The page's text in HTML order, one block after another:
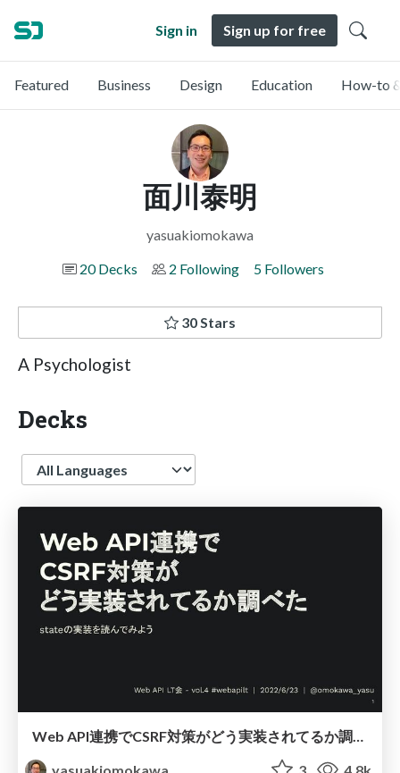
Sign in Sign up for free
Featured Business Design Education How-to
面川泰明
yasuakiomokawa
20 Decks
2 Following 5 Followers
30 Stars
A Psychologist
Decks
Language
yasuakiomokawa
3 4.8k